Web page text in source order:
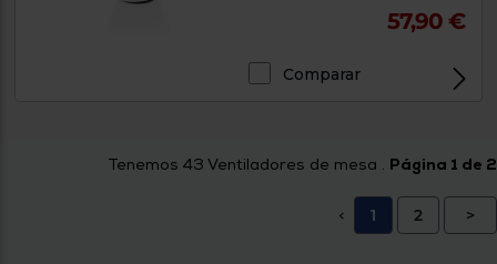
57,90 €
Comparar
Tenemos 43 Ventiladores de mesa . Página 1 de 2
< 1 2 >